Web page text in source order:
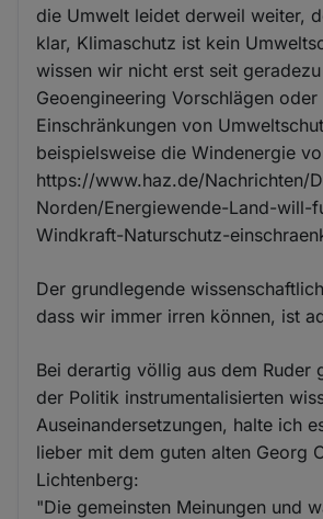
die Umwelt leidet derweil weiter,
klar, Klimaschutz ist kein
wissen wir nicht erst seit
Geoengineering Vorschlägen oder
Einschränkungen von
beispielsweise die Windenergie
https://www.haz.de/Nachrichten/
Norden/Energiewende-Land-will-
Windkraft-Naturschutz-
Der grundlegende
dass wir immer irren können, ist
Bei derartig völlig aus dem Ruder
der Politik instrumentalisierten
Auseinandersetzungen, halte ich
lieber mit dem guten alten Georg
Lichtenberg:
"Die gemeinsten Meinungen und